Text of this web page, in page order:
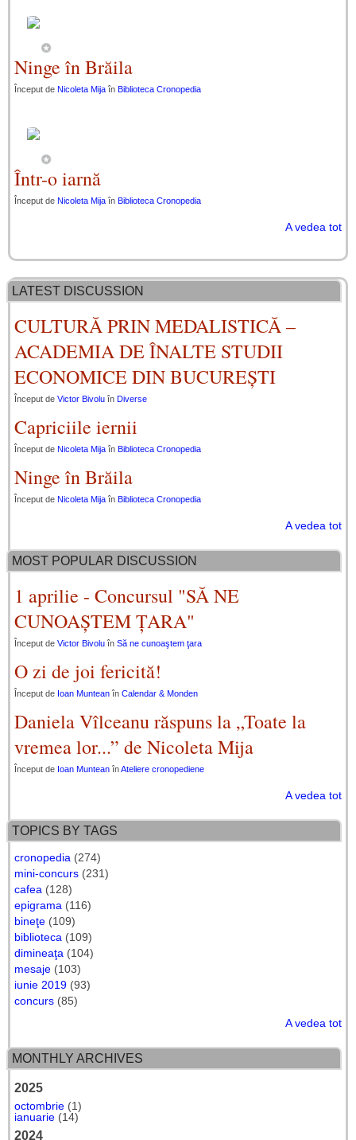
Ninge în Brăila
Început de Nicoleta Mija în Biblioteca Cronopedia
Într-o iarnă
Început de Nicoleta Mija în Biblioteca Cronopedia
A vedea tot
LATEST DISCUSSION
CULTURĂ PRIN MEDALISTICĂ –
ACADEMIA DE ÎNALTE STUDII
ECONOMICE DIN BUCUREȘTI
Început de Victor Bivolu în Diverse
Capriciile iernii
Început de Nicoleta Mija în Biblioteca Cronopedia
Ninge în Brăila
Început de Nicoleta Mija în Biblioteca Cronopedia
A vedea tot
MOST POPULAR DISCUSSION
1 aprilie - Concursul "SĂ NE
CUNOAȘTEM ȚARA"
Început de Victor Bivolu în Să ne cunoaştem ţara
O zi de joi fericită!
Început de Ioan Muntean în Calendar & Monden
Daniela Vîlceanu răspuns la „Toate la
vremea lor...” de Nicoleta Mija
Început de Ioan Muntean înAteliere cronopediene
A vedea tot
TOPICS BY TAGS
cronopedia (274)
mini-concurs (231)
cafea (128)
epigrama (116)
bineţe (109)
biblioteca (109)
dimineaţa (104)
mesaje (103)
iunie 2019 (93)
concurs (85)
A vedea tot
MONTHLY ARCHIVES
2025
octombrie (1)
ianuarie (14)
2024